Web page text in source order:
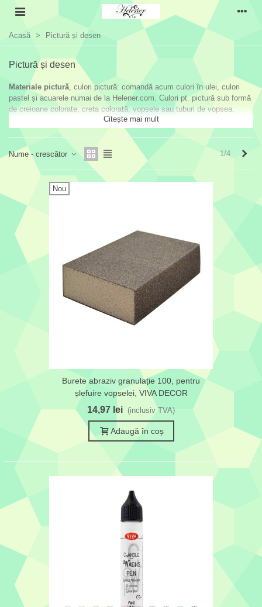
Acasă > Pictură și desen
Pictură și desen
Materiale pictură, culori pictură: comandă acum culori în ulei, culori
pastel și acuarele numai de la Helener.com. Culori pt. pictură sub formă
de creioane colorate, creta colorată, vopsele sau tuburi de vopsea,
Citește mai mult
Nume - crescător 1/4
Nou
Burete abraziv granulație 100, pentru
șlefuire vopselei, VIVA DECOR
14,97 lei (inclusiv TVA)
Adaugă în coș